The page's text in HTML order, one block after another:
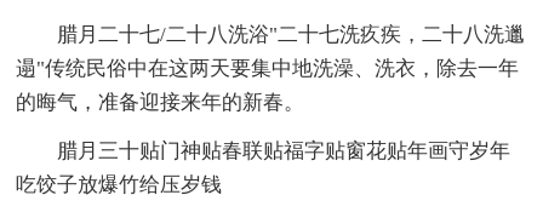
腊月二十七/二十八洗浴"二十七洗疚疾，二十八洗邋
遢"传统民俗中在这两天要集中地洗澡、洗衣，除去一年
的晦气，准备迎接来年的新春。
腊月三十贴门神贴春联贴福字贴窗花贴年画守岁年
吃饺子放爆竹给压岁钱